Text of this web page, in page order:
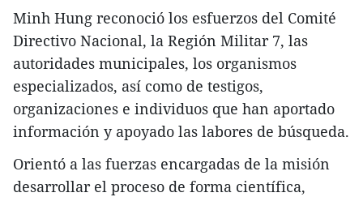
Minh Hung reconoció los esfuerzos del Comité
Directivo Nacional, la Región Militar 7, las
autoridades municipales, los organismos
especializados, así como de testigos,
organizaciones e individuos que han aportado
información y apoyado las labores de búsqueda.
Orientó a las fuerzas encargadas de la misión
desarrollar el proceso de forma científica,